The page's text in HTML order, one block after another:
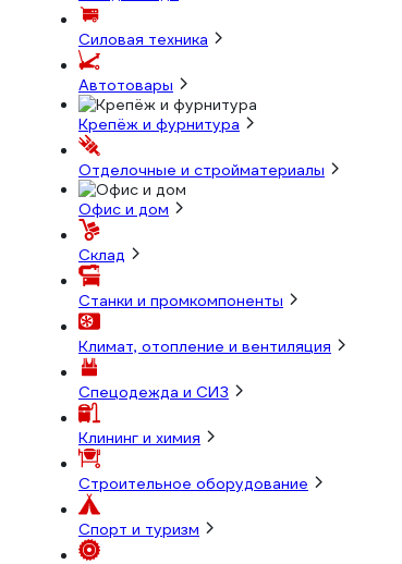
Силовая техника
Автотовары
Крепёж и фурнитура
Отделочные и стройматериалы
Офис и дом
Склад
Станки и промкомпоненты
Климат, отопление и вентиляция
Спецодежда и СИЗ
Клининг и химия
Строительное оборудование
Спорт и туризм